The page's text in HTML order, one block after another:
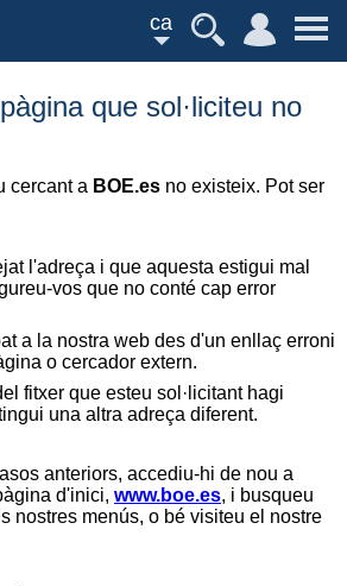
ca
que sol·liciteu no
cercant a BOE.es no existeix. Pot ser
l'adreça i que aquesta estigui mal
vos que no conté cap error
a la nostra web des d'un enllaç erroni
o cercador extern.
fitxer que esteu sol·licitant hagi
una altra adreça diferent.
anteriors, accediu-hi de nou a
d'inici, www.boe.es, i busqueu
nostres menús, o bé visiteu el nostre